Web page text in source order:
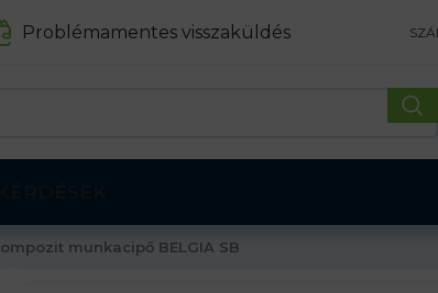
Problémamentes visszaküldés
munkacipő BELGIA SB